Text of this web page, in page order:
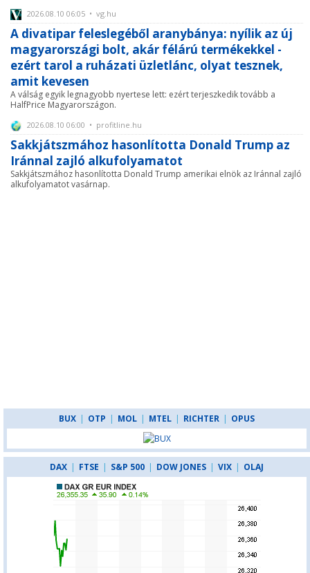
2026.08.10 06:05 • vg.hu
A divatipar feleslegéből aranybánya: nyílik az új
magyarországi bolt, akár félárú termékekkel -
ezért tarol a ruházati üzletlánc, olyat tesznek,
amit kevesen
A válság egyik legnagyobb nyertese lett: ezért terjeszkedik tovább a
HalfPrice Magyarországon.
2026.08.10 06:00 • profitline.hu
Sakkjátszmához hasonlította Donald Trump az
Iránnal zajló alkufolyamatot
Sakkjátszmához hasonlította Donald Trump amerikai elnök az Iránnal zajló
alkufolyamatot vasárnap.
BUX | OTP | MOL | MTEL | RICHTER | OPUS
DAX | FTSE | S&P 500 | DOW JONES | VIX | OLAJ